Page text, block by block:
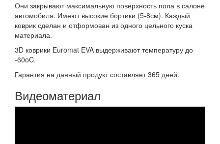
Они закрывают максимальную поверхность пола в салоне
автомобиля. Имеют высокие бортики (5-8см). Каждый
коврик сделан и отформован из одного цельного куска
материала.
3D коврики Euromat EVA выдерживают температуру до
-60oC.
Гарантия на данный продукт составляет 365 дней.
Видеоматериал